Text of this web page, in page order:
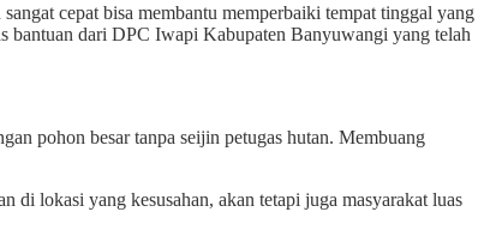
cepat bisa membantu memperbaiki tempat tinggal yang
bantuan dari DPC Iwapi Kabupaten Banyuwangi yang telah
pohon besar tanpa seijin petugas hutan. Membuang
di lokasi yang kesusahan, akan tetapi juga masyarakat luas